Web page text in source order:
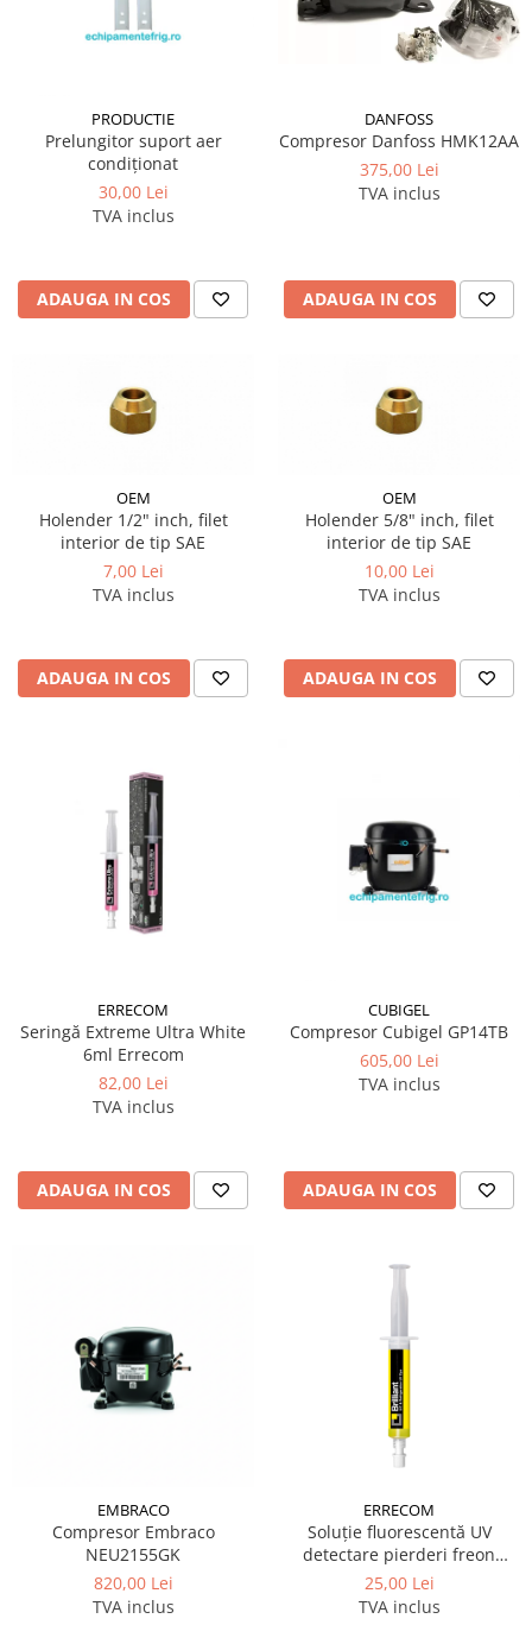
PRODUCTIE
Prelungitor suport aer
condiționat
30,00 Lei
TVA inclus
ADAUGA IN COS
DANFOSS
Compresor Danfoss HMK12AA
375,00 Lei
TVA inclus
ADAUGA IN COS
OEM
Holender 1/2" inch, filet
interior de tip SAE
7,00 Lei
TVA inclus
ADAUGA IN COS
OEM
Holender 5/8" inch, filet
interior de tip SAE
10,00 Lei
TVA inclus
ADAUGA IN COS
ERRECOM
Seringă Extreme Ultra White
6ml Errecom
82,00 Lei
TVA inclus
ADAUGA IN COS
CUBIGEL
Compresor Cubigel GP14TB
605,00 Lei
TVA inclus
ADAUGA IN COS
EMBRACO
Compresor Embraco
NEU2155GK
820,00 Lei
TVA inclus
ERRECOM
Soluție fluorescentă UV
detectare pierderi freon
Brilliant 7,5 ml Errecom
25,00 Lei
TVA inclus